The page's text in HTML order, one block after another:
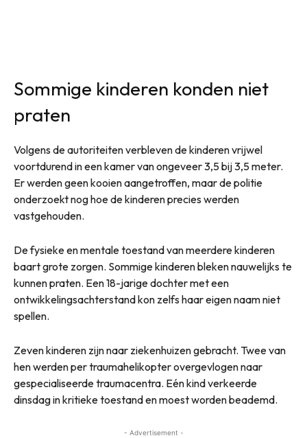
Sommige kinderen konden niet
praten
Volgens de autoriteiten verbleven de kinderen vrijwel
voortdurend in een kamer van ongeveer 3,5 bij 3,5 meter.
Er werden geen kooien aangetroffen, maar de politie
onderzoekt nog hoe de kinderen precies werden
vastgehouden.
De fysieke en mentale toestand van meerdere kinderen
baart grote zorgen. Sommige kinderen bleken nauwelijks te
kunnen praten. Een 18-jarige dochter met een
ontwikkelingsachterstand kon zelfs haar eigen naam niet
spellen.
Zeven kinderen zijn naar ziekenhuizen gebracht. Twee van
hen werden per traumahelikopter overgevlogen naar
gespecialiseerde traumacentra. Eén kind verkeerde
dinsdag in kritieke toestand en moest worden beademd.
- Advertisement -